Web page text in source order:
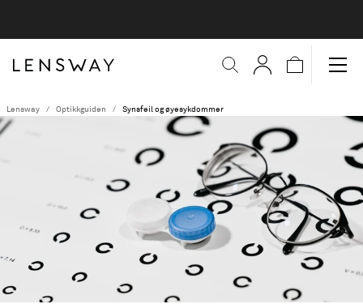
Lensway Optikkguiden Synsfeil og øyesykdommer